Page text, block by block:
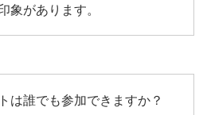
象があります。
は誰でも参加できますか？